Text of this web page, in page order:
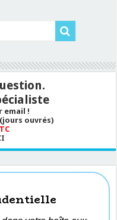
email !
ouvrés)